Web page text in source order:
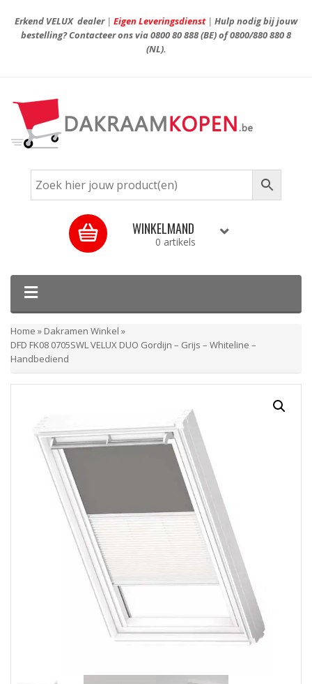
Erkend VELUX dealer| Eigen Leveringsdienst| Hulp nodig bij jouw
bestelling? Contacteer ons via0800 80 888(BE) of0800/880 880 8
(NL).
WINKELMAND
0 artikels
Home » Dakramen Winkel »
DFD FK08 0705SWL VELUX DUO Gordijn – Grijs – Whiteline –
Handbediend